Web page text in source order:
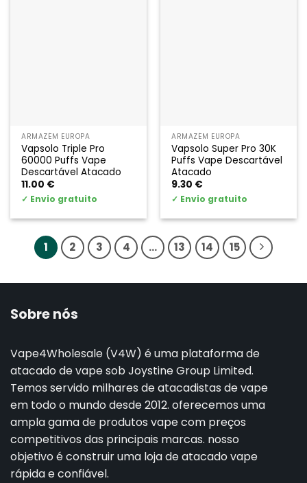
ARMAZÉM EUROPA
Vapsolo Triple Pro
60000 Puffs Vape
Descartável Atacado
11.00 €
✓ Envio gratuito
ARMAZÉM EUROPA
Vapsolo Super Pro 30K
Puffs Vape Descartável
Atacado
9.30 €
✓ Envio gratuito
1 2 3 4 ... 13 14 15
Sobre nós
Vape4Wholesale (V4W) é uma plataforma de
atacado de vape sob Joystine Group Limited.
Temos servido milhares de atacadistas de vape
em todo o mundo desde 2012. oferecemos uma
ampla gama de produtos vape com preços
competitivos das principais marcas. nosso
objetivo é construir uma loja de atacado vape
rápida e confiável.